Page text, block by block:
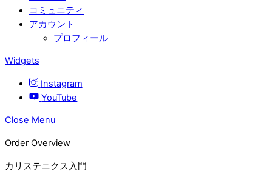
コミュニティ
アカウント
プロフィール
Widgets
Instagram
YouTube
Close Menu
Order Overview
カリステニクス入門